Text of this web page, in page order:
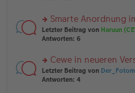
tr
a
g
e
n
er
tr
a
g
n
g
el
e
n
er
rs
te
n
g
el
Smarte Anordnung
Letzter Beitrag von Haruun
Antworten: 6
rs
te
Cewe in neueren
Letzter Beitrag von
Antworten: 4